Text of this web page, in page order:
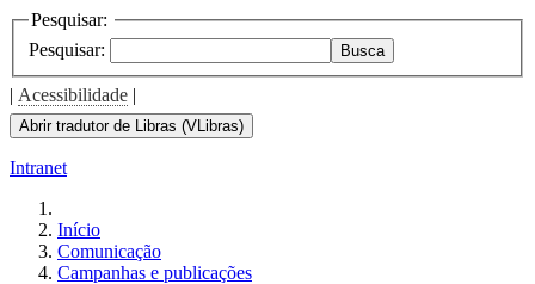
Pesquisar:
Pesquisar:
Busca
| Acessibilidade |
Abrir tradutor de Libras (VLibras)
Intranet
Início
Comunicação
Campanhas e publicações